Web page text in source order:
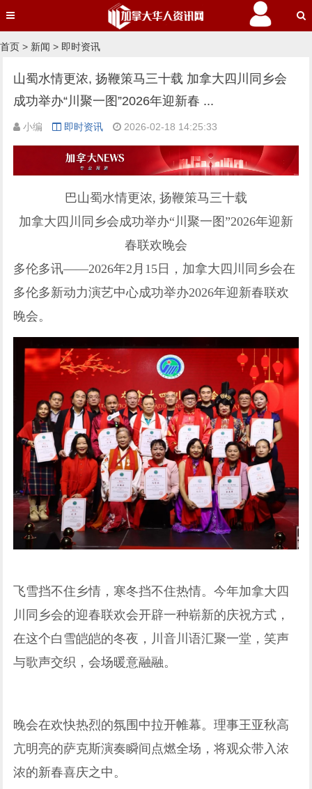
首页 > 新闻 > 即时资讯
山蜀水情更浓, 扬鞭策马三十载 加拿大四川同乡会
成功举办“川聚一图”2026年迎新春 ...
小编 即时资讯 2026-02-18 14:25:33
巴山蜀水情更浓, 扬鞭策马三十载
加拿大四川同乡会成功举办“川聚一图”2026年迎新
春联欢晚会
多伦多讯——2026年2月15日，加拿大四川同乡会在
多伦多新动力演艺中心成功举办2026年迎新春联欢
晚会。
飞雪挡不住乡情，寒冬挡不住热情。今年加拿大四
川同乡会的迎春联欢会开辟一种崭新的庆祝方式，
在这个白雪皑皑的冬夜，川音川语汇聚一堂，笑声
与歌声交织，会场暖意融融。
晚会在欢快热烈的氛围中拉开帷幕。理事王亚秋高
亢明亮的萨克斯演奏瞬间点燃全场，将观众带入浓
浓的新春喜庆之中。